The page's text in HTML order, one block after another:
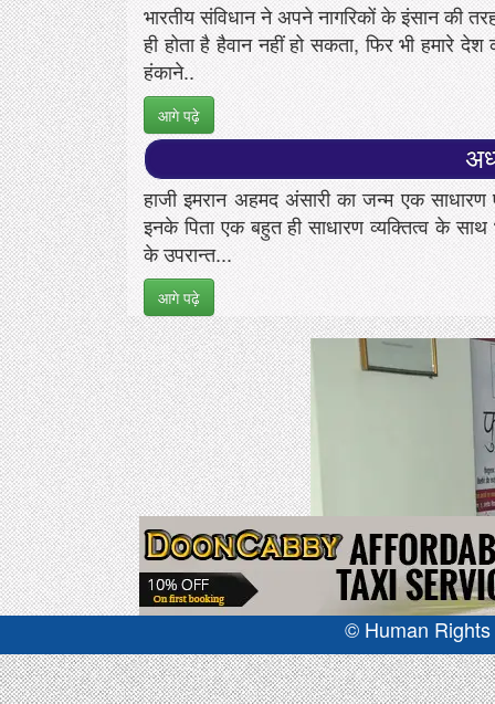
भारतीय संविधान ने अपने नागरिकों के इंसान की
ही होता है हैवान नहीं हो सकता, फिर भी हमारे
हंकाने..
आगे पढ़े
हाजी इमरान अहमद अंसारी का जन्म एक
इनके पिता एक बहुत ही साधारण व्यक्तित्व के
के उपरान्त...
आगे पढ़े
© Human